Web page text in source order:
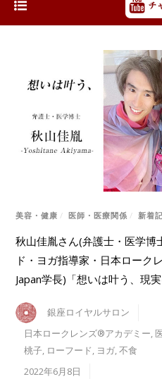
美容・健康 / 医師・医療関係 / 新着
秋山佳胤さん(弁護士・医学
ド・ヨガ指導家・日本ロー
Japan学長)「想いは叶う、現実
銀座ロイヤルサロン
日本ロークレンズ®︎アカデミー,
桃子, ローフード, ヨガ,不食
2022年6月8日